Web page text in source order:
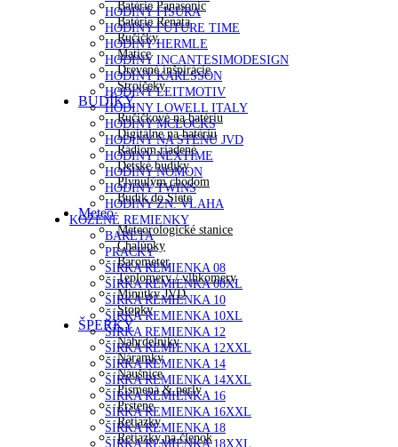
Batérie Panasonic
Batérie Renata
Ručičky
Matice
Drevené inšpirácie
Strojčeky
BUDÍKY
Ručičkové na batériu
Digitálne na batériu
Rádiom riadené
Detské budíky
Plynulým chodom
Budík do Siete
Meteo
Meteorologické stanice
Chalúpky
Barometer
Teplomery / vlhkomery
Minútky JVD
Stopky
ŠPERKY
Náhrdelníky
Náramky
Náušnice
Písmená & perly
Prstene
Retiazky
Retiazky na členok
HODINY FISURA
HODINY FUTURE TIME
HODINY HERMLE
HODINY INCANTESIMODESIGN
HODINY KARLSSON
HODINY LEITMOTIV
HODINY LOWELL ITALY
HODINY MCLOCKS
HODINY NA STENU JVD
HODINY NEXTIME
HODINY NOMON
HODINY TWINS
HODINY ZN. VLAHA
KOŽENÉ REMIENKY
BARETA
PRACKY
ŠÍRKA REMIENKA 08
ŠÍRKA REMIENKA 08XL
ŠÍRKA REMIENKA 10
ŠÍRKA REMIENKA 10XL
ŠÍRKA REMIENKA 12
ŠÍRKA REMIENKA 12XXL
ŠÍRKA REMIENKA 14
ŠÍRKA REMIENKA 14XXL
ŠÍRKA REMIENKA 16
ŠÍRKA REMIENKA 16XXL
ŠÍRKA REMIENKA 18
ŠÍRKA REMIENKA 18XXL